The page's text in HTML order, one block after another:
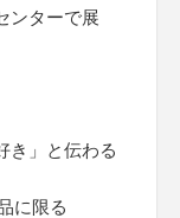
ンターで展
き」と伝わる
に限る